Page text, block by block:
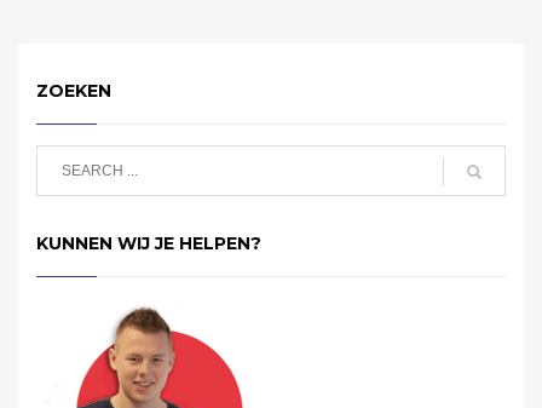
ZOEKEN
KUNNEN WIJ JE HELPEN?